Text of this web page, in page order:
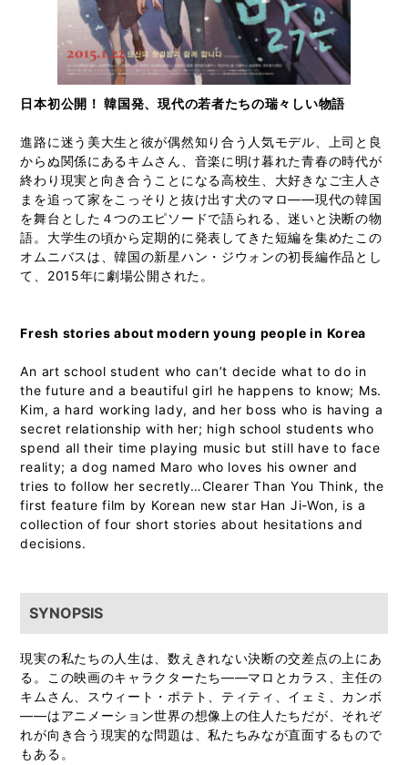
日本初公開！ 韓国発、現代の若者たちの瑞々しい物語
進路に迷う美大生と彼が偶然知り合う人気モデル、上司と良
からぬ関係にあるキムさん、音楽に明け暮れた青春の時代が
終わり現実と向き合うことになる高校生、大好きなご主人さ
まを追って家をこっそりと抜け出す犬のマロ――現代の韓国
を舞台とした４つのエピソードで語られる、迷いと決断の物
語。大学生の頃から定期的に発表してきた短編を集めたこの
オムニバスは、韓国の新星ハン・ジウォンの初長編作品とし
て、2015年に劇場公開された。
Fresh stories about modern young people in Korea
An art school student who can’t decide what to do in
the future and a beautiful girl he happens to know; Ms.
Kim, a hard working lady, and her boss who is having a
secret relationship with her; high school students who
spend all their time playing music but still have to face
reality; a dog named Maro who loves his owner and
tries to follow her secretly…Clearer Than You Think, the
first feature film by Korean new star Han Ji-Won, is a
collection of four short stories about hesitations and
decisions.
SYNOPSIS
現実の私たちの人生は、数えきれない決断の交差点の上にあ
る。この映画のキャラクターたち――マロとカラス、主任の
キムさん、スウィート・ポテト、ティティ、イェミ、カンボ
――はアニメーション世界の想像上の住人たちだが、それぞ
れが向き合う現実的な問題は、私たちみなが直面するもので
もある。